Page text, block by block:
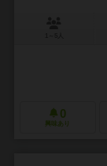
0
興味あり